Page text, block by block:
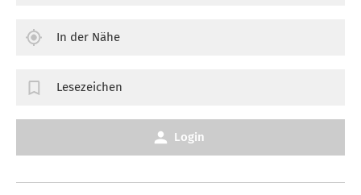
In der Nähe
Lesezeichen
Login